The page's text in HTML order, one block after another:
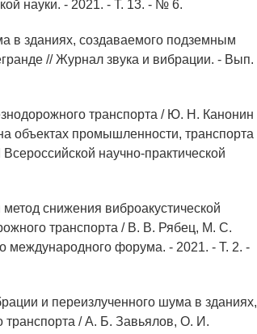
науки. - 2021. - Т. 13. - № 6.
в зданиях, создаваемого подземным
// Журнал звука и вибрации. - Вып.
транспорта / Ю. Н. Канонин
объектах промышленности, транспорта
научно-практической
снижения виброакустической
транспорта / В. В. Рябец, М. С.
международного форума. - 2021. - Т. 2. -
и переизлученного шума в зданиях,
/ А. Б. Завьялов, О. И.